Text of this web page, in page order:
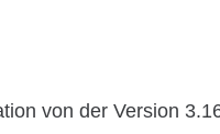
von der Version